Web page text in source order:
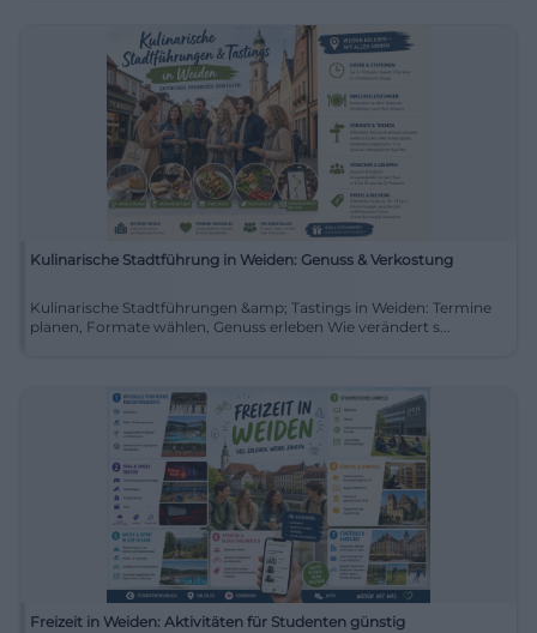
Kulinarische Stadtführung in Weiden: Genuss & Verkostung
Kulinarische Stadtführungen &amp; Tastings in Weiden: Termine
planen, Formate wählen, Genuss erleben Wie verändert s...
Freizeit in Weiden: Aktivitäten für Studenten günstig